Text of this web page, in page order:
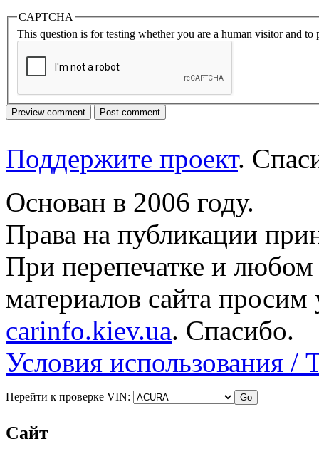
CAPTCHA
This question is for testing whether you are a human visitor and to
Поддержите проект.
Основан в 2006 году.
Права на публикации
При перепечатке и
материалов сайта просим
carinfo.kiev.ua. Спасибо.
Условия использования /
Перейти к проверке VIN:
Сайт